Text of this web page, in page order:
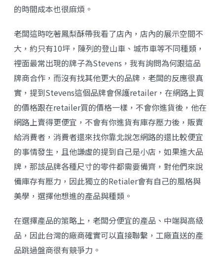
的時間成本也很麻煩。
老闆這時吃著鳳梨酥帶我看了店內，店內的展示空間不
大，約只有10坪，陳列的登山車、城市車等不同種類，
裡面最常出現的牌子為Stevens，我有詢問為何跟這品
牌商合作，而沒有找其他更大的品牌，老闆的反應很真
實，提到Stevens這個品牌會保護retailer，在網路上買
的價格跟在retailer買的價格一樣，不會你進貨後，他在
網路上賣得更便宜，不會有你進貨有庫存壓力後，販賣
給消費者，消費者還來找你靠北說怎網路的還比較便宜
的事情發生，且他謙虛的提到自己是小店，如果進大品
牌，那該品牌各種尺寸的零件都需要備齊，對他們來說
備庫存有壓力，因此獨立的Retialer會有自己的風格與
美學，選擇他想進的產品與種類。
在選擇產品的策略上，老闆分便宜的產品、中端與高級
品，因此台灣的廠商確實可以直接聯繫，工廠直送的產
品跳過盤商很有競爭力。